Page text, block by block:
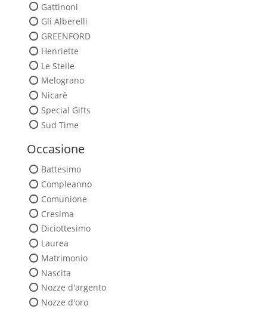
Gattinoni
Gli Alberelli
GREENFORD
Henriette
Le Stelle
Melograno
Nicarè
Special Gifts
Sud Time
Occasione
Battesimo
Compleanno
Comunione
Cresima
Diciottesimo
Laurea
Matrimonio
Nascita
Nozze d'argento
Nozze d'oro